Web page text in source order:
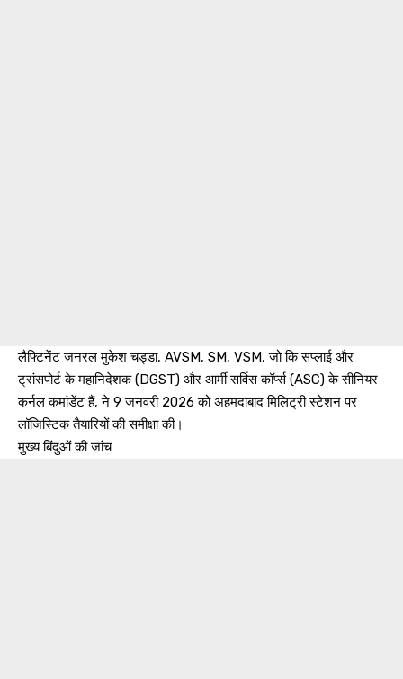
लैफ्टिनेंट जनरल मुकेश चड्डा, AVSM, SM, VSM, जो कि सप्लाई और
ट्रांसपोर्ट के महानिदेशक (DGST) और आर्मी सर्विस कॉर्प्स (ASC) के सीनियर
कर्नल कमांडेंट हैं, ने 9 जनवरी 2026 को अहमदाबाद मिलिट्री स्टेशन पर
लॉजिस्टिक तैयारियों की समीक्षा की।
मुख्य बिंदुओं की जांच